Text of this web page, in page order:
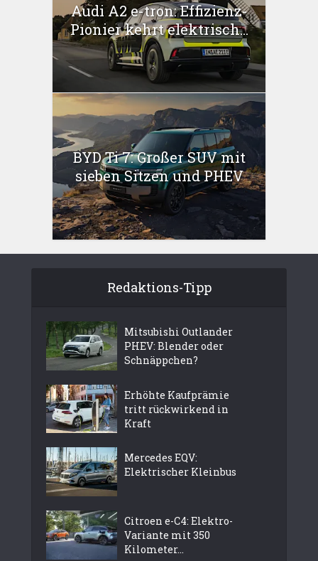
Audi A2 e-tron: Effizienz-
Pionier kehrt elektrisch...
BYD Ti 7: Großer SUV mit
sieben Sitzen und PHEV
Redaktions-Tipp
Mitsubishi Outlander
PHEV: Blender oder
Schnäppchen?
Erhöhte Kaufprämie
tritt rückwirkend in
Kraft
Mercedes EQV:
Elektrischer Kleinbus
Citroen e-C4: Elektro-
Variante mit 350
Kilometer...